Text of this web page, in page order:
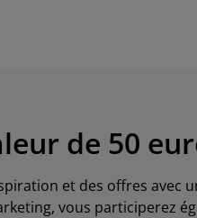
de 50
et des offres avec
vous participerez